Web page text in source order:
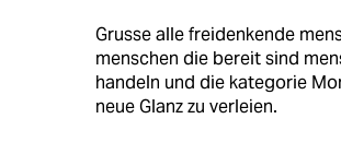
Grusse alle freidenkende
menschen die bereit sind
handeln und die kategorie
neue Glanz zu verleien.